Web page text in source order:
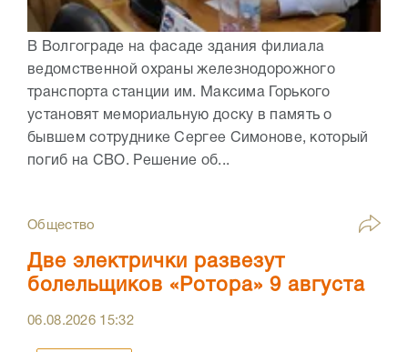
В Волгограде на фасаде здания филиала
ведомственной охраны железнодорожного
транспорта станции им. Максима Горького
установят мемориальную доску в память о
бывшем сотруднике Сергее Симонове, который
погиб на СВО. Решение об...
Общество
Две электрички развезут
болельщиков «Ротора» 9 августа
06.08.2026 15:32